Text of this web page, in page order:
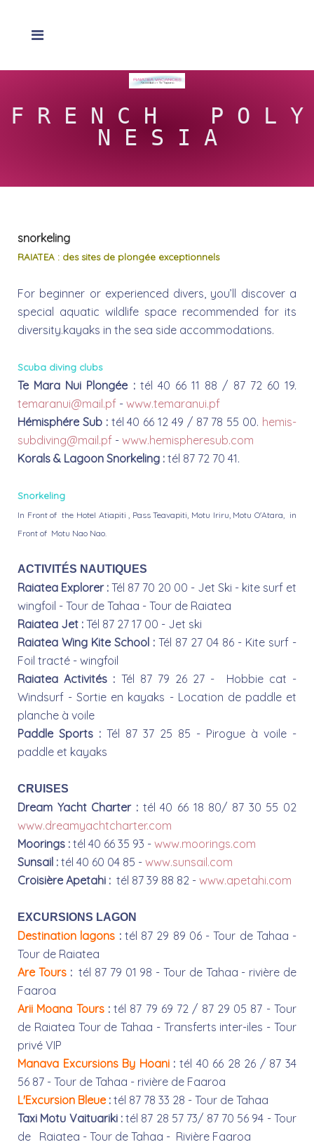
F R E N C H P O L Y
N E S I A
snorkeling
RAIATEA : des sites de plongée exceptionnels
For beginner or experienced divers, you’ll discover a
special aquatic wildlife space recommended for its
diversity.kayaks in the sea side accommodations.
Scuba diving clubs
Te Mara Nui Plongée :tél 40 66 11 88 / 87 72 60 19.
temaranui@mail.pf - www.temaranui.pf
Hémisphére Sub :tél 40 66 12 49 / 87 78 55 00. hemis-
subdiving@mail.pf - www.hemispheresub.com
Korals & Lagoon Snorkeling : tél 87 72 70 41.
Snorkeling
In Front of the Hotel Atiapiti , Pass Teavapiti, Motu Iriru, Motu O'Atara, in
Front of Motu Nao Nao.
ACTIVITÉS NAUTIQUES
Raiatea Explorer : Tél 87 70 20 00 - Jet Ski - kite surf et
wingfoil - Tour de Tahaa - Tour de Raiatea
Raiatea Jet : Tél 87 27 17 00 - Jet ski
Raiatea Wing Kite School : Tél 87 27 04 86 - Kite surf -
Foil tracté - wingfoil
Raiatea Activités : Tél 87 79 26 27 - Hobbie cat -
Windsurf - Sortie en kayaks - Location de paddle et
planche à voile
Paddle Sports : Tél 87 37 25 85 - Pirogue à voile -
paddle et kayaks
CRUISES
Dream Yacht Charter : tél 40 66 18 80/ 87 30 55 02
www.dreamyachtcharter.com
Moorings : tél 40 66 35 93 - www.moorings.com
Sunsail : tél 40 60 04 85 - www.sunsail.com
Croisière Apetahi : tél 87 39 88 82 - www.apetahi.com
EXCURSIONS LAGON
Destination lagons :tél 87 29 89 06 - Tour de Tahaa -
Tour de Raiatea
Are Tours:tél 87 79 01 98 - Tour de Tahaa - rivière de
Faaroa
Arii Moana Tours:tél 87 79 69 72 / 87 29 05 87 - Tour
de Raiatea Tour de Tahaa - Transferts inter-iles - Tour
privé VIP
Manava Excursions By Hoani: tél 40 66 28 26 / 87 34
56 87 - Tour de Tahaa - rivière de Faaroa
L'Excursion Bleue : tél 87 78 33 28 - Tour de Tahaa
Taxi Motu Vaituariki :tél 87 28 57 73/ 87 70 56 94 - Tour
de Raiatea - Tour de Tahaa - Rivière Faaroa